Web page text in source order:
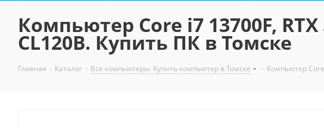
Компьютер Core i7 13700F, RTX
CL120B. Купить ПК в Томске
Главная - Каталог - Все компьютеры. Купить компьютер в Томске - Компьютер Core